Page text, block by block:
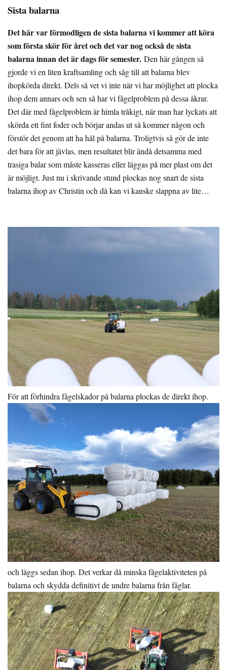
Sista balarna
Det här var förmodligen de sista balarna vi kommer att köra
som första skör för året och det var nog också de sista
balarna innan det är dags för semester. Den här gången så
gjorde vi en liten kraftsamling och såg till att balarna blev
ihopkörda direkt. Dels så vet vi inte när vi har möjlighet att plocka
ihop dem annars och sen så har vi fågelproblem på dessa åkrar.
Det där med fågelproblem är himla tråkigt, när man har lyckats att
skörda ett fint foder och börjar andas ut så kommer någon och
förstör det genom att ha hål på balarna. Troligtvis så gör de inte
det bara för att jävlas, men resultatet blir ändå detsamma med
trasiga balar som måste kasseras eller läggas på mer plast om det
är möjligt. Just nu i skrivande stund plockas nog snart de sista
balarna ihop av Christin och då kan vi kanske slappna av lite…
För att förhindra fågelskador på balarna plockas de direkt ihop.
och läggs sedan ihop. Det verkar då minska fågelaktiviteten på
balarna och skydda definitivt de undre balarna från fåglar.